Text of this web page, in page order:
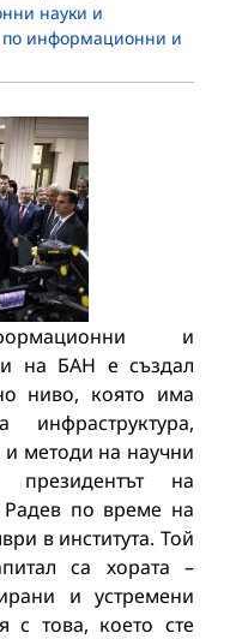
науки и
по информационни и
и
на БАН е създал
ниво, която има
инфраструктура,
методи на научни
президентът на
Радев по време на
в института. Той
са хората –
и устремени
с това, което сте